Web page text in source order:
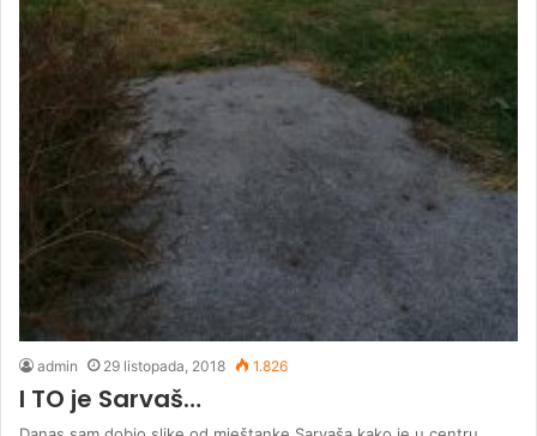
admin 29 listopada, 2018 1.826
I TO je Sarvaš…